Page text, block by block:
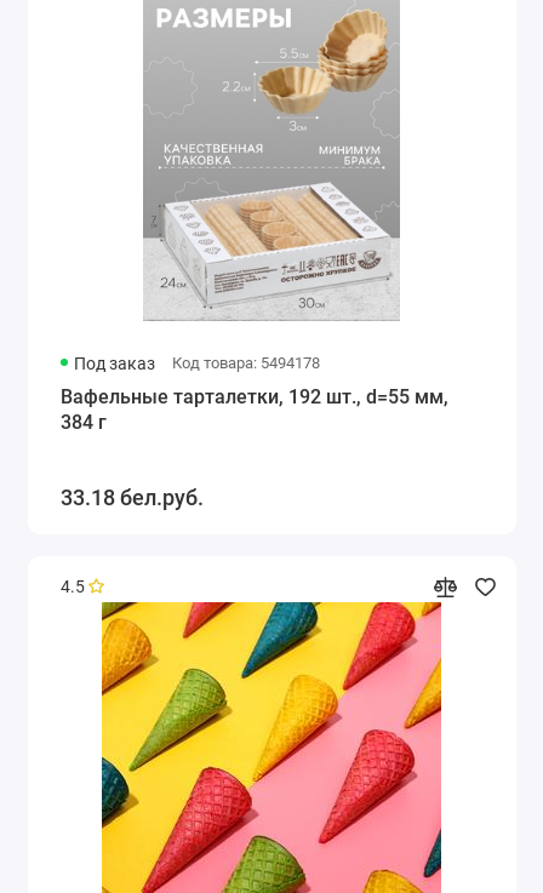
Под заказ Код товара: 5494178
Вафельные тарталетки, 192 шт., d=55 мм,
384 г
33.18 бел.руб.
4.5